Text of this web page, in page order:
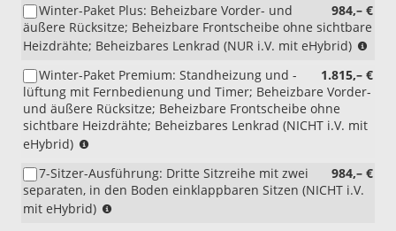
984,– €
Winter-Paket Plus: Beheizbare Vorder- und
äußere Rücksitze; Beheizbare Frontscheibe ohne sichtbare
Heizdrähte; Beheizbares Lenkrad (NUR i.V. mit eHybrid)
mit
1.815,– €
Winter-Paket Premium: Standheizung und -
lüftung mit Fernbedienung und Timer; Beheizbare Vorder-
und äußere Rücksitze; Beheizbare Frontscheibe ohne
sichtbare Heizdrähte; Beheizbares Lenkrad (NICHT i.V. mit
eHybrid)
mit
eHybrid)
984,– €
7-Sitzer-Ausführung: Dritte Sitzreihe mit zwei
separaten, in den Boden einklappbaren Sitzen (NICHT i.V.
mit eHybrid)